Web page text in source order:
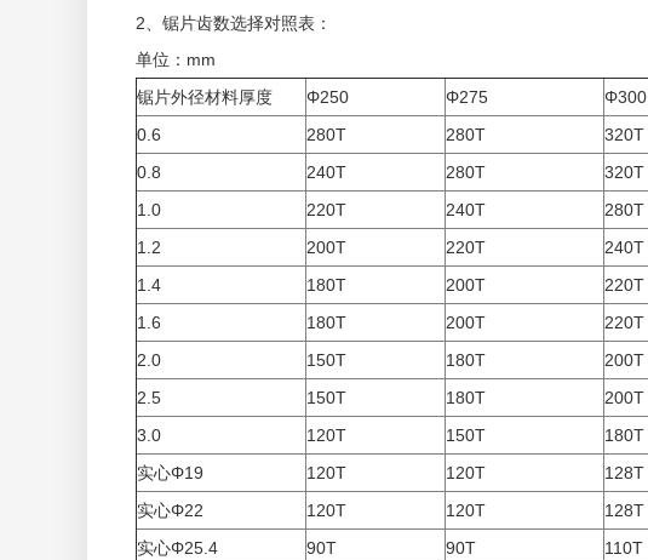
2、锯片齿数选择对照表：
单位：mm
锯片外径材料厚度
Φ250 Φ275 Φ300
0.6
280T 280T 320T
0.8
240T 280T 320T
1.0
220T 240T 280T
1.2
200T 220T 240T
1.4
180T 200T 220T
1.6
180T 200T 220T
2.0
150T 180T 200T
2.5
150T 180T 200T
3.0
120T 150T 180T
实心Φ19
120T 120T 128T
实心Φ22
120T 120T 128T
实心Φ25.4
90T 90T 110T